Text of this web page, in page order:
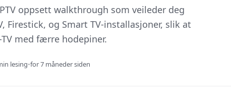
oppsett walkthrough som veileder deg
Firestick, og Smart TV-installasjoner, slik at
med færre hodepiner.
lesing•for 7 måneder siden